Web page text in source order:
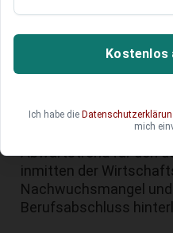
kostet
Hohe
Unsicherheiten: Viele
systematisch
steigender Nachfrage.
Abwärtstrend für den
inmitten der
Nachwuchsmangel
Berufsabschluss
Kostenlos
Ich habe die
mich